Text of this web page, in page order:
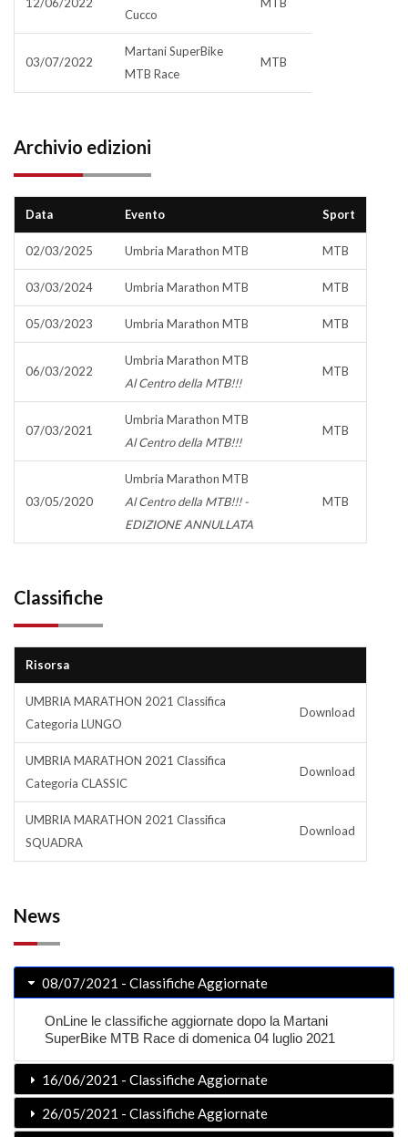
Cucco
03/07/2022
Martani SuperBike
MTB Race
MTB
Archivio edizioni
Data Evento Sport
02/03/2025 Umbria Marathon MTB MTB
03/03/2024 Umbria Marathon MTB MTB
05/03/2023 Umbria Marathon MTB MTB
06/03/2022
Umbria Marathon MTB
Al Centro della MTB!!!
MTB
07/03/2021
Umbria Marathon MTB
Al Centro della MTB!!!
MTB
03/05/2020
Umbria Marathon MTB
Al Centro della MTB!!! -
EDIZIONE ANNULLATA
MTB
Classifiche
Risorsa
UMBRIA MARATHON 2021 Classifica
Categoria LUNGO
Download
UMBRIA MARATHON 2021 Classifica
Categoria CLASSIC
Download
UMBRIA MARATHON 2021 Classifica
SQUADRA
Download
News
08/07/2021 - Classifiche Aggiornate
OnLine le classifiche aggiornate dopo la Martani
SuperBike MTB Race di domenica 04 luglio 2021
16/06/2021 - Classifiche Aggiornate
26/05/2021 - Classifiche Aggiornate